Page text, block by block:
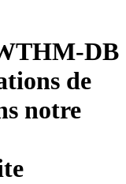
DB
de
notre